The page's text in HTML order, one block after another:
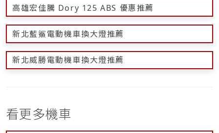
高雄宏佳騰 Dory 125 ABS 優惠推薦
新北藍鯊電動機車換大燈推薦
新北威勝電動機車換大燈推薦
看更多機車